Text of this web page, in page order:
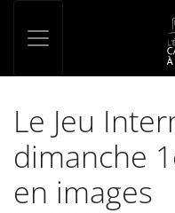
Le Jeu
dimanche
en images
Panneau de gestion des